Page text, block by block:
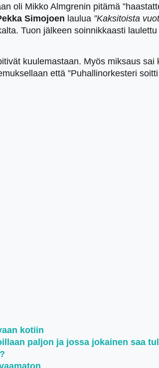
oli Mikko Almgrenin pitämä
Simojoen laulua ”Kaksitoista
Tuon jälkeen soinnikkaasti
kuulemastaan. Myös miksaus
että ”Puhallinorkesteri
kotiin
paljon ja jossa jokainen saa